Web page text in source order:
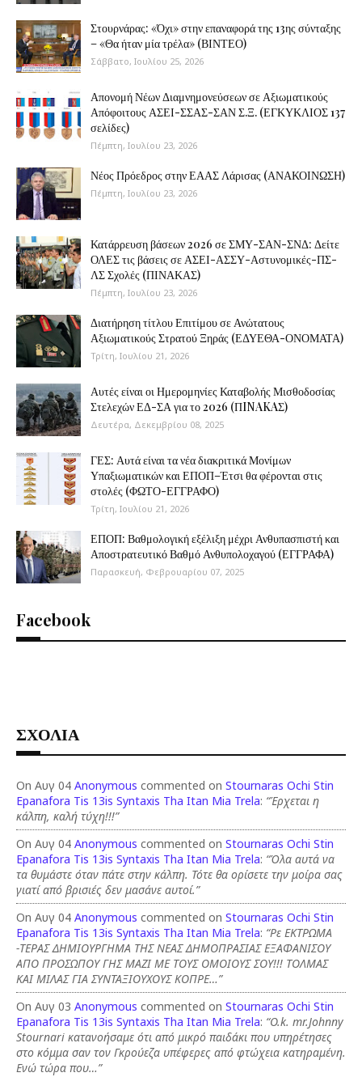
Στουρνάρας: «Όχι» στην επαναφορά της 13ης σύνταξης
– «Θα ήταν μία τρέλα» (ΒΙΝΤΕΟ)
Σάββατο, Ιουλίου 25, 2026
Απονομή Νέων Διαμνημονεύσεων σε Αξιωματικούς
Απόφοιτους ΑΣΕΙ-ΣΣΑΣ-ΣΑΝ Σ.Ξ. (ΕΓΚΥΚΛΙΟΣ 137
σελίδες)
Πέμπτη, Ιουλίου 23, 2026
Νέος Πρόεδρος στην ΕΑΑΣ Λάρισας (ΑΝΑΚΟΙΝΩΣΗ)
Πέμπτη, Ιουλίου 23, 2026
Κατάρρευση βάσεων 2026 σε ΣΜΥ-ΣΑΝ-ΣΝΔ: Δείτε
ΟΛΕΣ τις βάσεις σε ΑΣΕΙ-ΑΣΣΥ-Αστυνομικές-ΠΣ-
ΛΣ Σχολές (ΠΙΝΑΚΑΣ)
Πέμπτη, Ιουλίου 23, 2026
Διατήρηση τίτλου Επιτίμου σε Ανώτατους
Αξιωματικούς Στρατού Ξηράς (ΕΔΥΕΘΑ-ΟΝΟΜΑΤΑ)
Τρίτη, Ιουλίου 21, 2026
Αυτές είναι οι Ημερομηνίες Καταβολής Μισθοδοσίας
Στελεχών ΕΔ-ΣΑ για το 2026 (ΠINAKAΣ)
Δευτέρα, Δεκεμβρίου 08, 2025
ΓΕΣ: Αυτά είναι τα νέα διακριτικά Μονίμων
Υπαξιωματικών και ΕΠΟΠ–Έτσι θα φέρονται στις
στολές (ΦΩΤΟ-ΕΓΓΡΑΦΟ)
Τρίτη, Ιουλίου 21, 2026
ΕΠΟΠ: Βαθμολογική εξέλιξη μέχρι Ανθυπασπιστή και
Αποστρατευτικό Βαθμό Ανθυπολοχαγού (ΕΓΓΡΑΦΑ)
Παρασκευή, Φεβρουαρίου 07, 2025
Facebook
ΣΧΟΛΙΑ
On Αυγ 04 Anonymous commented on Stournaras Ochi Stin
Epanafora Tis 13is Syntaxis Tha Itan Mia Trela: “Έρχεται η
κάλπη, καλή τύχη!!!”
On Αυγ 04 Anonymous commented on Stournaras Ochi Stin
Epanafora Tis 13is Syntaxis Tha Itan Mia Trela: “Όλα αυτά να
τα θυμάστε όταν πάτε στην κάλπη. Τότε θα ορίσετε την μοίρα σας
γιατί από βρισιές δεν μασάνε αυτοί.”
On Αυγ 04 Anonymous commented on Stournaras Ochi Stin
Epanafora Tis 13is Syntaxis Tha Itan Mia Trela: “Ρε ΕΚΤΡΩΜΑ
-ΤΕΡΑΣ ΔΗΜΙΟΥΡΓΗΜΑ ΤΗΣ ΝΕΑΣ ΔΗΜΟΠΡΑΣΙΑΣ ΕΞΑΦΑΝΙΣΟΥ
ΑΠΟ ΠΡΟΣΩΠΟΥ ΓΗΣ ΜΑΖΙ ΜΕ ΤΟΥΣ ΟΜΟΙΟΥΣ ΣΟΥ!!! ΤΟΛΜΑΣ
ΚΑΙ ΜΙΛΑΣ ΓΙΑ ΣΥΝΤΑΞΙΟΥΧΟΥΣ ΚΟΠΡΕ…”
On Αυγ 03 Anonymous commented on Stournaras Ochi Stin
Epanafora Tis 13is Syntaxis Tha Itan Mia Trela: “O.k. mr.Johnny
Stournari κατανοήσαμε ότι από μικρό παιδάκι που υπηρέτησες
στο κόμμα σαν τον Γκρούεζα υπέφερες από φτώχεια κατηραμένη.
Ενώ τώρα που…”